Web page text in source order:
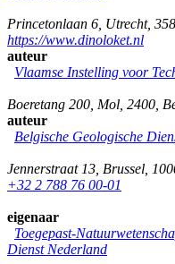
Princetonlaan 6 Utrecht,
https://www.dinoloket.nl
auteur
Vlaamse Instelling voor
Boeretang 200 Mol 2400
auteur
Belgische Geologische
Jennerstraat 13 Brussel
+32 2 788 76 00-01
eigenaar
Toegepast-
Dienst Nederland